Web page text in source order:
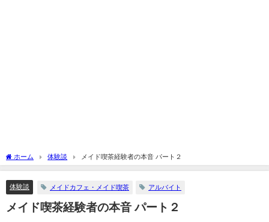
ホーム 体験談 メイド喫茶経験者の本音 パート２
体験談 メイドカフェ・メイド喫茶 アルバイト
メイド喫茶経験者の本音 パート２